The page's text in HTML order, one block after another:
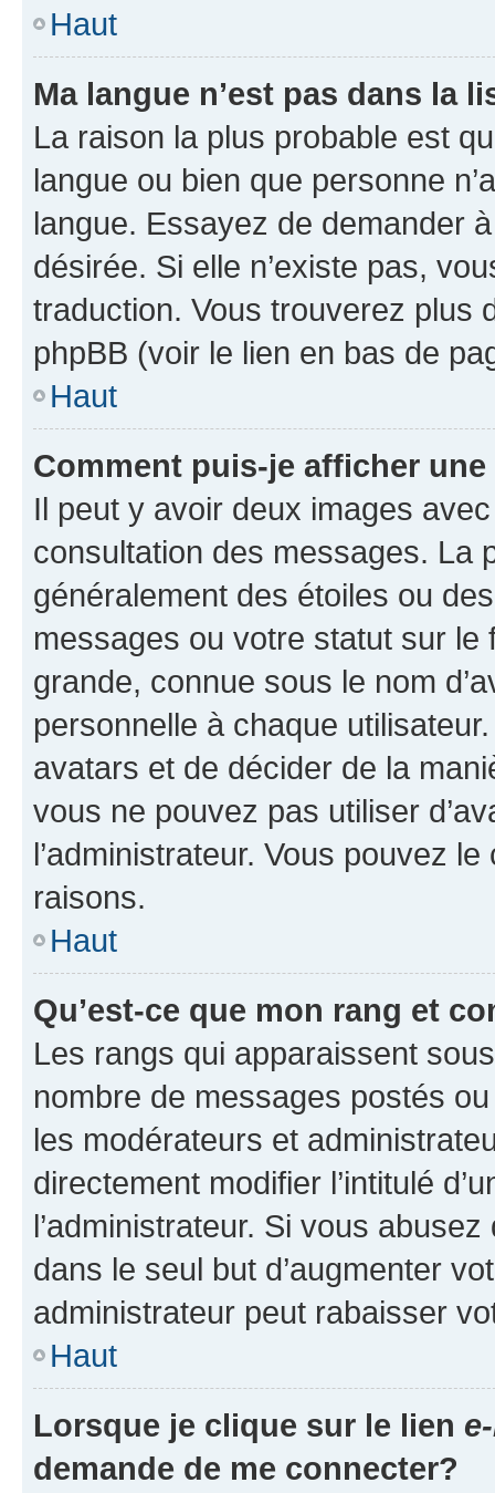
Haut
Ma langue n’est pas dans la
La raison la plus probable est
langue ou bien que personne
langue. Essayez de demander
désirée. Si elle n’existe pas,
traduction. Vous trouverez plus
phpBB (voir le lien en bas de
Haut
Comment puis-je afficher
Il peut y avoir deux images
consultation des messages. La
généralement des étoiles ou
messages ou votre statut sur
grande, connue sous le nom
personnelle à chaque utilisateur.
avatars et de décider de la
vous ne pouvez pas utiliser
l’administrateur. Vous pouvez
raisons.
Haut
Qu’est-ce que mon rang et
Les rangs qui apparaissent
nombre de messages postés
les modérateurs et
directement modifier l’intitulé
l’administrateur. Si vous
dans le seul but d’augmenter
administrateur peut rabaisser
Haut
Lorsque je clique sur le lien
demande de me connecter?